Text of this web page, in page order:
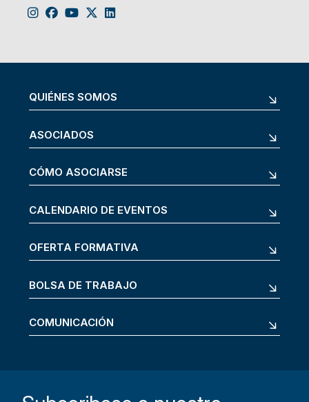
QUIÉNES SOMOS
ASOCIADOS
CÓMO ASOCIARSE
CALENDARIO DE EVENTOS
OFERTA FORMATIVA
BOLSA DE TRABAJO
COMUNICACIÓN